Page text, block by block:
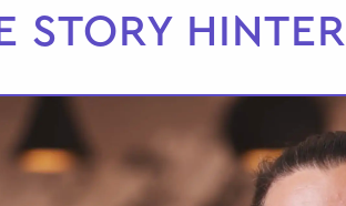
STORY HINTER